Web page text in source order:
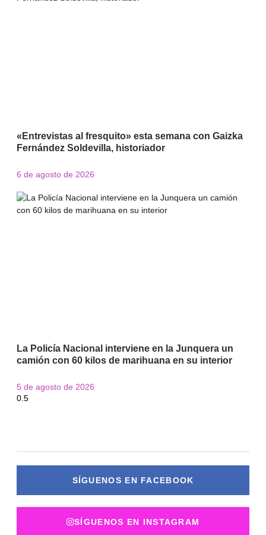
«Entrevistas al fresquito» esta semana con Gaizka
Fernández Soldevilla, historiador
6 de agosto de 2026
La Policía Nacional interviene en la Junquera un
camión con 60 kilos de marihuana en su interior
5 de agosto de 2026
SÍGUENOS EN FACEBOOK
SÍGUENOS EN INSTAGRAM